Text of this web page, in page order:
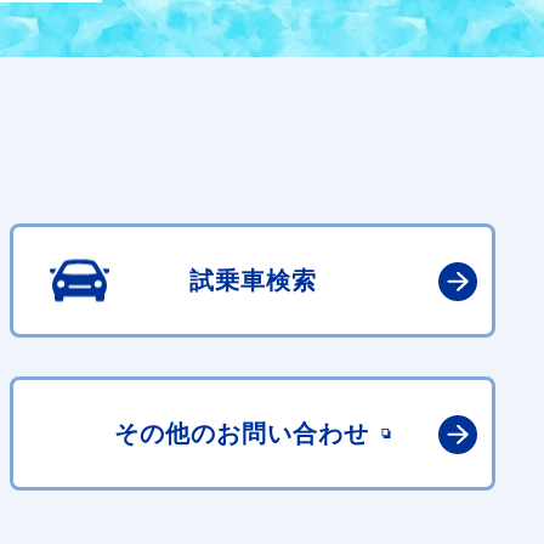
試乗車検索
その他のお問い合わせ